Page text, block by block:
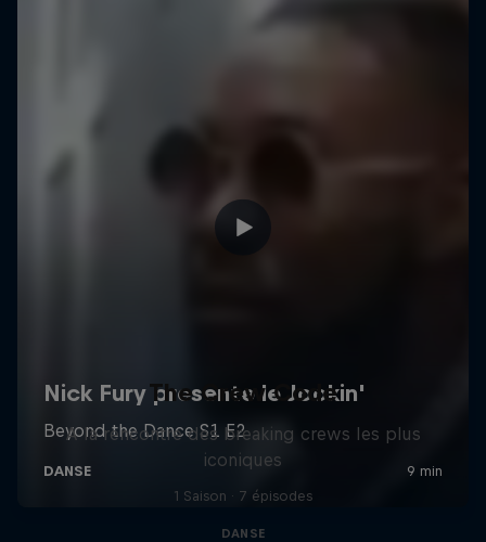
The Crew Code
A la rencontre des breaking crews les plus
iconiques
1 Saison · 7 épisodes
DANSE